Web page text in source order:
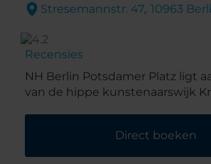
Stresemannstr. 47,. 10963
Recensies
NH Berlin Potsdamer Platz ligt
van de hippe kunstenaarswijk
eens 10 minuten lopen bent u bij
belangrijkste
Direct boeken